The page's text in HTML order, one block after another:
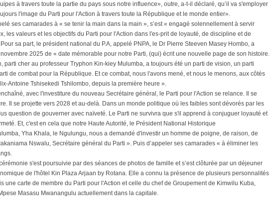
à travers toute la partie du pays sous notre influence», outre, a-t-il déclaré, qu’il va s'employer
l'image du Parti pour l'Action à travers toute la République et le monde entier».
ses camarades à « se tenir la main dans la main », s’est « engagé solennellement à servir
les valeurs et les objectifs du Parti pour l'Action dans l'es-prit de loyauté, de discipline et de
sa part, le président national du P.A, appelé PNPA, le Dr Pierre Steeven Masey Hombo, a
2025 de « date mémorable pour notre Parti, (qui) écrit une nouvelle page de son histoire.
parti cher au professeur Tryphon Kin-kiey Mulumba, a toujours été un parti de vision, un parti
de combat pour la République. Et ce combat, nous l'avons mené, et nous le menons, aux côtés
Antoine Tshisekedi Tshilombo, depuis la première heure ».
avec l'investiture du nouveau Secrétaire général, le Parti pour l'Action se relance. Il se
Il se projette vers 2028 et au-delà. Dans un monde politique où les faibles sont dévorés par les
question de gouverner avec naïveté. Le Parti ne survivra que s'il apprend à conjuguer loyauté et
Et, c'est en cela que notre Haute Autorité, le Président National Historique
Yha Khala, le Ngulungu, nous a demandé d'investir un homme de poigne, de raison, de
Nswalu, Secrétaire général du Parti ». Puis d’appeler ses camarades « à éliminer les
s'est poursuivie par des séances de photos de famille et s’est clôturée par un déjeuner
de l'hôtel Kin Plaza Arjaan by Rotana. Elle a connu la présence de plusieurs personnalités
une carte de membre du Parti pour l'Action et celle du chef de Groupement de Kimwilu Kuba,
Masasu Mwanangulu actuellement dans la capitale.